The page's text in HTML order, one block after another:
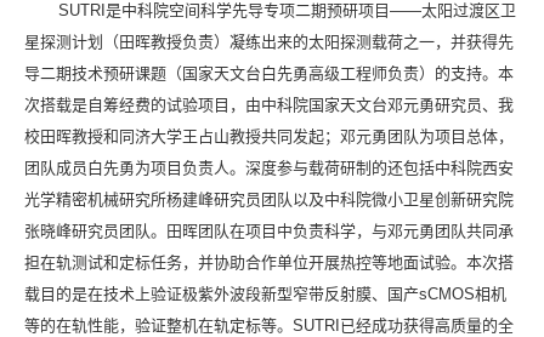
SUTRI 是中科院空间科学先导专项二期预研项目——太阳过渡区卫
星探测计划（田晖教授负责）凝练出来的太阳探测载荷之一，并获得先
导二期技术预研课题（国家天文台白先勇高级工程师负责）的支持。本
次搭载是自筹经费的试验项目，由中科院国家天文台邓元勇研究员、我
校田晖教授和同济大学王占山教授共同发起；邓元勇团队为项目总体，
团队成员白先勇为项目负责人。深度参与载荷研制的还包括中科院西安
光学精密机械研究所杨建峰研究员团队以及中科院微小卫星创新研究院
张晓峰研究员团队。田晖团队在项目中负责科学，与邓元勇团队共同承
担在轨测试和定标任务，并协助合作单位开展热控等地面试验。本次搭
载目的是在技术上验证极紫外波段新型窄带反射膜、国产sCMOS相机
等的在轨性能，验证整机在轨定标等。 SUTRI 已经成功获得高质量的全